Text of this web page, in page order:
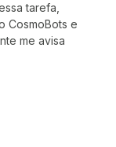
tarefa,
CosmoBots e
me avisa